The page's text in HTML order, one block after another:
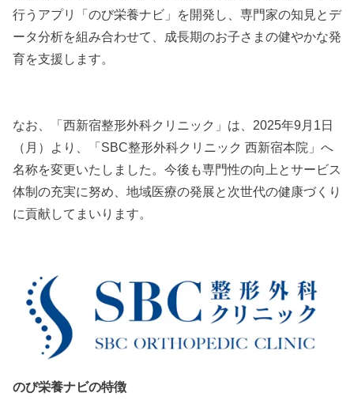
行うアプリ「のび栄養ナビ」を開発し、専門家の知見とデ
ータ分析を組み合わせて、成長期のお子さまの健やかな発
育を支援します。
なお、「西新宿整形外科クリニック」は、2025年9月1日
（月）より、「SBC整形外科クリニック 西新宿本院」へ
名称を変更いたしました。今後も専門性の向上とサービス
体制の充実に努め、地域医療の発展と次世代の健康づくり
に貢献してまいります。
のび栄養ナビの特徴